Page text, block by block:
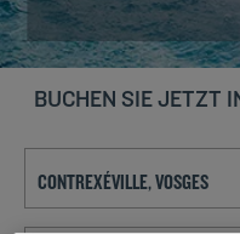
BUCHEN SIE JETZT